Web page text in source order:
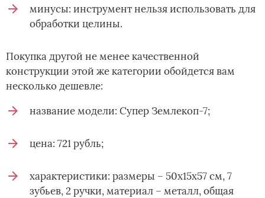
минусы: инструмент нельзя использовать для
обработки целины.
Покупка другой не менее качественной
конструкции этой же категории обойдется вам
несколько дешевле:
название модели: Супер Землекоп-7;
цена: 721 рубль;
характеристики: размеры – 50х15х57 см, 7
зубьев, 2 ручки, материал – металл, общая